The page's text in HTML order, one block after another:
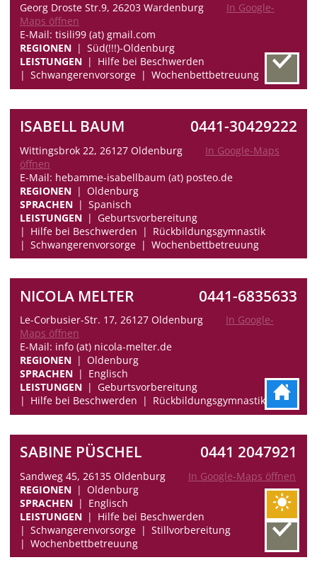
Georg Droste Str.9, 26203 Wardenburg
In Google-
Maps öffnen
E-Mail: tisili99 (at) gmail.com
REGIONEN
Süd(!!!)-Oldenburg
LEISTUNGEN
Hilfe bei Beschwerden
Schwangerenvorsorge
Wochenbettbetreuung
ISABELL BAUM 0441-30429222
Wittingsbrok 22, 26127 Oldenburg
In Google-Maps
öffnen
E-Mail: hebamme-isabellbaum (at) posteo.de
REGIONEN
Oldenburg
SPRACHEN
Spanisch
LEISTUNGEN
Geburtsvorbereitung
Hilfe bei Beschwerden
Rückbildungsgymnastik
Schwangerenvorsorge
Wochenbettbetreuung
NICOLA MELTER 0441-6835633
Le-Corbusier-Str. 17, 26127 Oldenburg
In Google-
Maps öffnen
E-Mail: info (at) nicola-melter.de
REGIONEN
Oldenburg
SPRACHEN
Englisch
LEISTUNGEN
Geburtsvorbereitung
Hilfe bei Beschwerden
Rückbildungsgymnastik
SABINE PÜSCHEL 0441 2047921
Sandweg 45, 26135 Oldenburg
In Google-Maps öffnen
REGIONEN
Oldenburg
SPRACHEN
Englisch
LEISTUNGEN
Hilfe bei Beschwerden
Schwangerenvorsorge
Stillvorbereitung
Wochenbettbetreuung